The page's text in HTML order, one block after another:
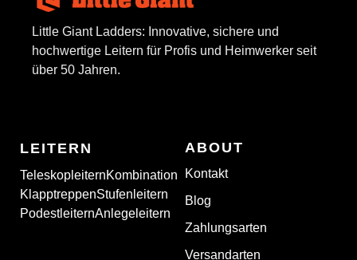
Little Giant Ladders: Innovative, sichere und
hochwertige Leitern für Profis und Heimwerker seit
über 50 Jahren.
LEITERN
TeleskopleiternKombination
KlapptreppenStufenleitern
PodestleiternAnlegeleitern
ABOUT
Kontakt
Blog
Zahlungsarten
Versandarten